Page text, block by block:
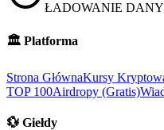
ŁADOWANIE
🏛️ Platforma
Strona GłównaKursy
TOP 100Airdropy (Gratis)
💱 Giełdy